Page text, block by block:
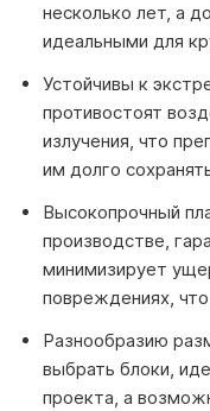
несколько лет, а
идеальными для
Устойчивы к
противостоят
излучения, что
им долго
Высокопрочный
производстве,
минимизирует
повреждениях,
Разнообразию
выбрать блоки,
проекта, а